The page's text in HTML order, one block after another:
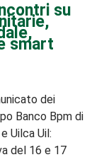
su
smart
dei
Banco Bpm di
Uilca Uil:
del 16 e 17